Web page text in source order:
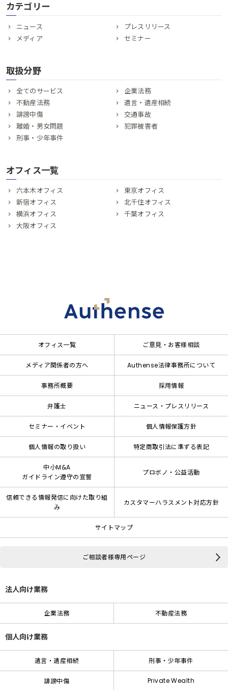
カテゴリー
ニュース
プレスリリース
メディア
セミナー
取扱分野
全てのサービス
企業法務
不動産法務
遺言・遺産相続
誹謗中傷
交通事故
離婚・男女問題
犯罪被害者
刑事・少年事件
オフィス一覧
六本木オフィス
東京オフィス
新宿オフィス
北千住オフィス
横浜オフィス
千葉オフィス
大阪オフィス
オフィス一覧 ご意見・お客様相談
メディア関係者の方へ Authense法律事務所について
事務所概要 採用情報
弁護士 ニュース・プレスリリース
セミナー・イベント 個人情報保護方針
個人情報の取り扱い 特定商取引法に準ずる表記
中小M&A
ガイドライン遵守の宣誓
プロボノ・公益活動
信頼できる情報発信に向けた取り組
み
カスタマーハラスメント対応方針
サイトマップ
ご相談者様専用ページ
法人向け業務
企業法務 不動産法務
個人向け業務
遺言・遺産相続 刑事・少年事件
誹謗中傷 Private Wealth